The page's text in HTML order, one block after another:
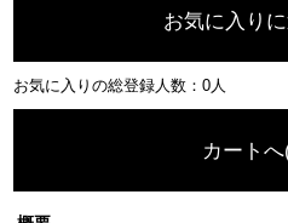
お気に入り
お気に入りの総登録人数：0人
カート